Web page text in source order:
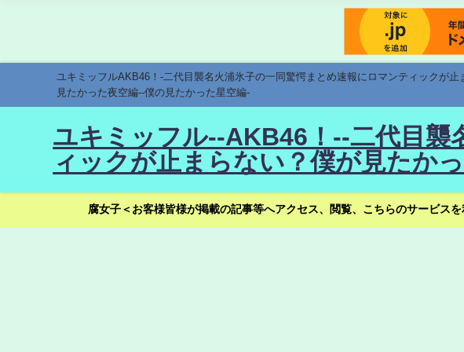
ユキミッフルAKB46！-二代目襲名火浦氷子の一同驚愕まとめ速報にロマンティックが
見たかった夜空編--僕の見たかった星空編-
ユキミッフル--AKB46！--二代目襲
ィックが止まらない？僕が見たか
腐女子＜お客様皆様が掲載の記事等へアクセス、閲覧、こちらのサービス